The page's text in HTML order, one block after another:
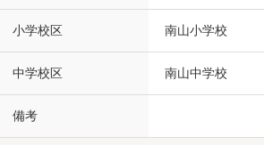
小学校区 南山小学校
中学校区 南山中学校
備考